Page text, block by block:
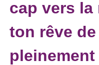
cap vers la
ton rêve